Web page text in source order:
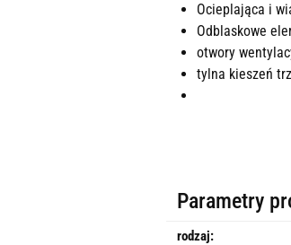
Ocieplająca i
Odblaskowe
otwory
tylna kieszeń
Parametry
rodzaj: